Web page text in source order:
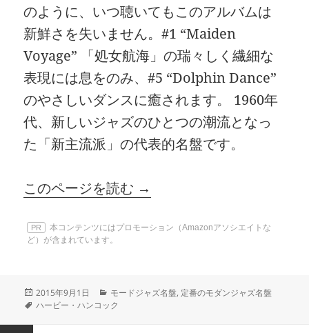
のように、いつ聴いてもこのアルバムは
新鮮さを失いません。#1 “Maiden
Voyage” 「処女航海」の瑞々しく繊細な
表現には息をのみ、#5 “Dolphin Dance”
のやさしいダンスに癒されます。 1960年
代、新しいジャズのひとつの潮流となっ
た「新主流派」の代表的名盤です。
このページを読む →
PR
本コンテンツにはプロモーション（Amazonアソシエイトな
ど）が含まれています。
投
稿
2015年9月1日
カ
テ
モードジャズ名盤,定番のモダンジャズ名盤
タ
ハービー・ハンコック